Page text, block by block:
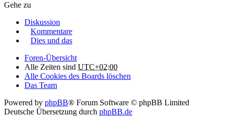
Gehe zu
Diskussion
Kommentare
Dies und das
Foren-Übersicht
Alle Zeiten sind UTC+02:00
Alle Cookies des Boards löschen
Das Team
Powered by phpBB® Forum Software © phpBB Limited
Deutsche Übersetzung durch phpBB.de